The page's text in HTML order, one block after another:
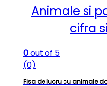
Animale si
cifra
0out of 5
(0)
Fisa de lucru cu animale